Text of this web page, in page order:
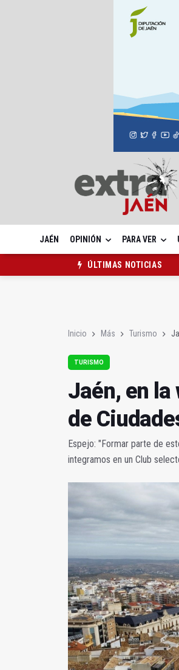
JAÉN OPINIÓN PARA VER
ÚLTIMAS NOTICIAS
Inicio Más Turismo
TURISMO
Jaén, en la
de
Espejo: "Formar parte de
integramos en un Club